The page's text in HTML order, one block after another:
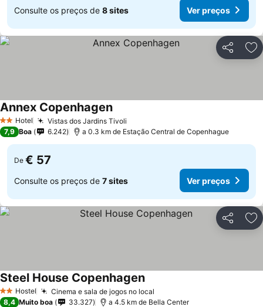
Consulte os preços de 8 sites Ver preços
Partilhar
2 Estrelas
Hotel Vistas dos Jardins Tivoli
Annex Copenhagen
7,9 Boa 6.242 a 0.3 km de Estação Central de Copenhague
De € 57
Consulte os preços de 7 sites Ver preços
Partilhar
2 Estrelas
Hostel Cinema e sala de jogos no local
Steel House Copenhagen
8,4 Muito boa 33.327 a 4.5 km de Bella Center